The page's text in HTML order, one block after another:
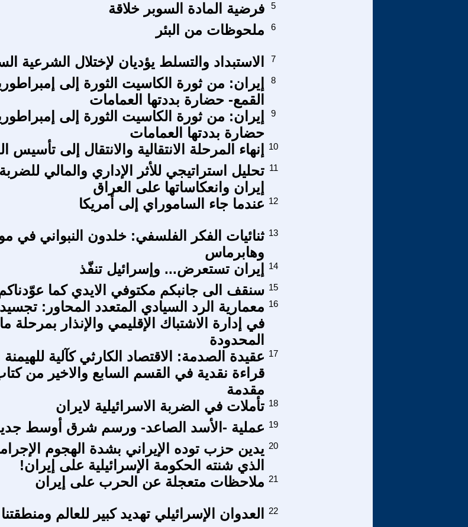
فرضية المادة السوبر خلاقة 5
ملحوظات من البئر 6
الاستبداد والتسلط يؤديان لإختلال الشرعية 7
إيران: من ثورة الكاسيت الثورة إلى
القمع- حضارة بددتها العمامات
8
إيران: من ثورة الكاسيت الثورة إلى
حضارة بددتها العمامات
9
إنهاء المرحلة الانتقالية والانتقال إلى تأسيس 10
تحليل استراتيجي للأثر الإداري والمالي
إيران وانعكاساتها على العراق
11
عندما جاء الساموراي إلى أمريكا 12
ثنائيات الفكر الفلسفي: خلدون النبواني في
وهابرماس
13
إيران تستعرض... وإسرائيل تنفّذ 14
سنقف الى جانبكم مكتوفي الايدي كما 15
معمارية الرد السيادي المتعدد المحاور: تجسيد
في إدارة الاشتباك الإقليمي والإنذار بمرحلة
المحدودة
16
عقيدة الصدمة: الاقتصاد الكارثي كآلية
قراءة نقدية في القسم السابع والاخير من
مقدمة
17
تأملات في الضربة الاسرائيلية لايران 18
عملية -الأسد الصاعد- ورسم شرق أوسط 19
يدين حزب توده الإيراني بشدة الهجوم
الذي شنته الحكومة الإسرائيلية على إيران!
20
ملاحظات متعجلة عن الحرب على إيران 21
العدوان الإسرائيلي تهديد كبير للعالم ومنطقتنا 22